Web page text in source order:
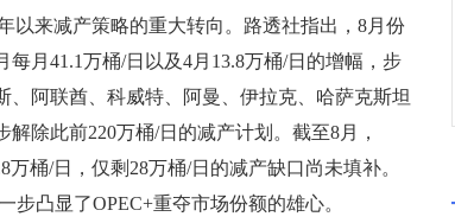
来减产策略的重大转向。路透社指出，8月份
月41.1万桶/日以及4月13.8万桶/日的增幅，步
阿联酋、科威特、阿曼、伊拉克、哈萨克斯坦
除此前220万桶/日的减产计划。截至8月，
桶/日，仅剩28万桶/日的减产缺口尚未填补。
凸显了OPEC+重夺市场份额的雄心。